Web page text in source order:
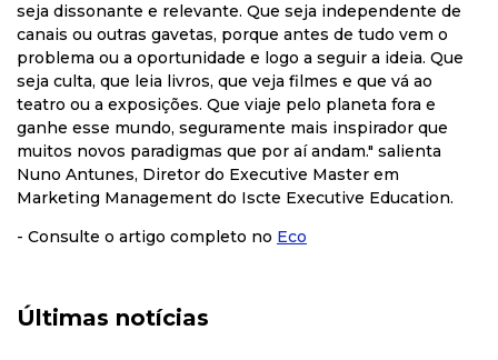
seja dissonante e relevante. Que seja independente de
canais ou outras gavetas, porque antes de tudo vem o
problema ou a oportunidade e logo a seguir a ideia. Que
seja culta, que leia livros, que veja filmes e que vá ao
teatro ou a exposições. Que viaje pelo planeta fora e
ganhe esse mundo, seguramente mais inspirador que
muitos novos paradigmas que por aí andam." salienta
Nuno Antunes, Diretor do Executive Master em
Marketing Management do Iscte Executive Education.
- Consulte o artigo completo no Eco
Últimas notícias